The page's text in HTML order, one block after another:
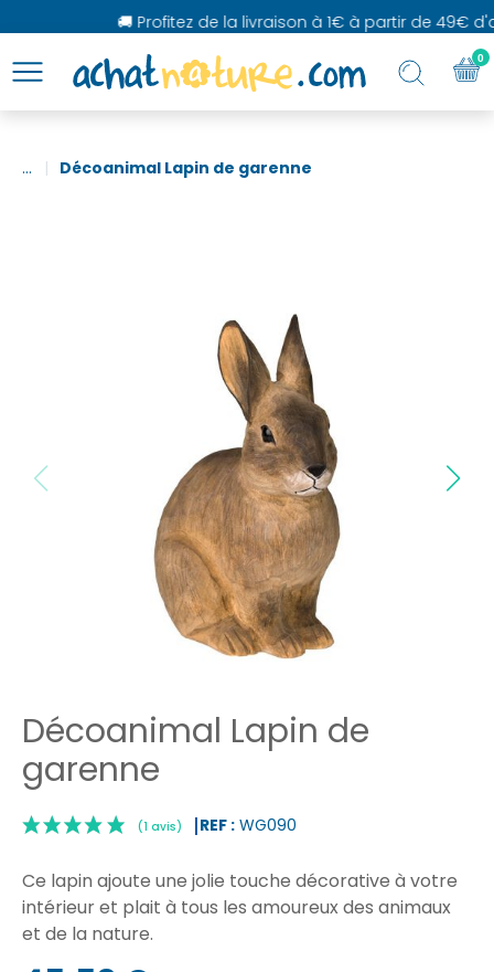
🚚 Profitez de la livraison à 1€ à partir de 49€
... Décoanimal Lapin de garenne
Décoanimal Lapin de
garenne
REF : WG090
Ce lapin ajoute une jolie touche décorative à votre
intérieur et plait à tous les amoureux des animaux
et de la nature.
0